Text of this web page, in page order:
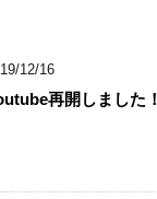
12/16
再開しました！